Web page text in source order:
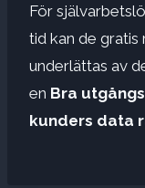
För
tid kan de
underlättas av
en Bra
kunders data